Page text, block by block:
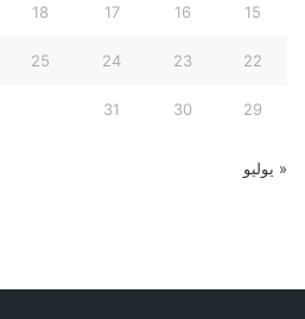
15
16
17
18
22
23
24
25
29
30
31
« يوليو